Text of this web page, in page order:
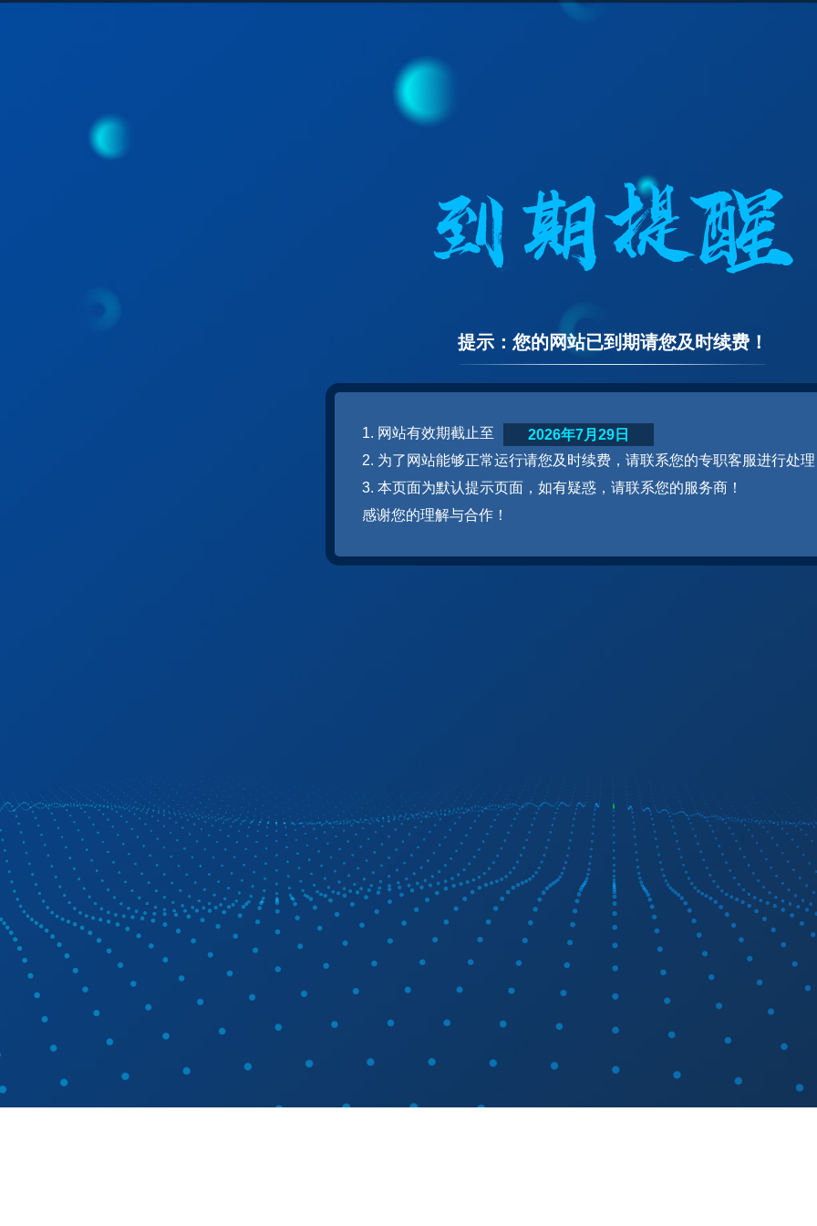
提示：您的网站已到期请您及时续费！
1. 网站有效期截止至
2. 为了网站能够正常运行请您及时续费，请联系您的专职客服进行处
3. 本页面为默认提示页面，如有疑惑，请联系您的服务商！
感谢您的理解与合作！
2026年7月29日